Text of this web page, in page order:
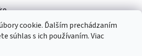
cookie. Ďalším prechádzaním
súhlas s ich používaním. Viac